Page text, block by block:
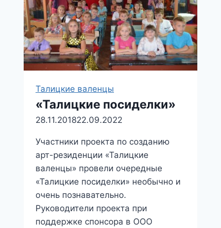
–
Тарасовой
Зое
Ивановне
Талицкие валенцы
«Талицкие посиделки»
28.11.201822.09.2022
Участники проекта по созданию
арт-резиденции «Талицкие
валенцы» провели очередные
«Талицкие посиделки» необычно и
очень познавательно.
Руководители проекта при
поддержке спонсора в ООО